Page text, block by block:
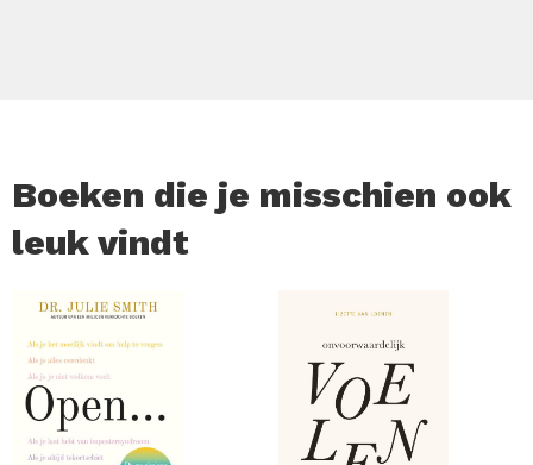
Boeken die je misschien ook
leuk vindt